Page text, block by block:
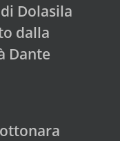
Dolasila
dalla
Dante